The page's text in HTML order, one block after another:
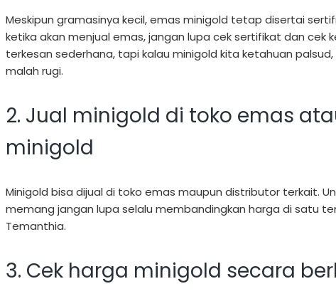
Meskipun gramasinya kecil, emas minigold tetap disertai
ketika akan menjual emas, jangan lupa cek sertifikat dan cek
terkesan sederhana, tapi kalau minigold kita ketahuan
malah rugi.
2. Jual minigold di toko emas
minigold
Minigold bisa dijual di toko emas maupun distributor terkait.
memang jangan lupa selalu membandingkan harga di satu
Temanthia.
3. Cek harga minigold secara